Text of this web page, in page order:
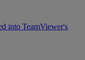
into TeamViewer's